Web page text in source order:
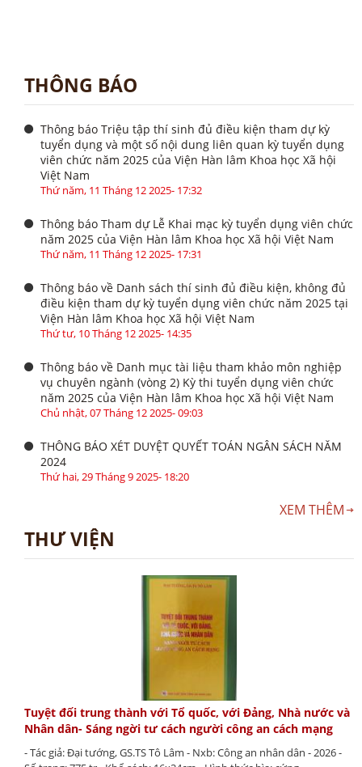
THÔNG BÁO
Thông báo Triệu tập thí sinh đủ điều kiện tham dự kỳ
tuyển dụng và một số nội dung liên quan kỳ tuyển dụng
viên chức năm 2025 của Viện Hàn lâm Khoa học Xã hội
Việt Nam
Thứ năm, 11 Tháng 12 2025- 17:32
Thông báo Tham dự Lễ Khai mạc kỳ tuyển dụng viên chức
năm 2025 của Viện Hàn lâm Khoa học Xã hội Việt Nam
Thứ năm, 11 Tháng 12 2025- 17:31
Thông báo về Danh sách thí sinh đủ điều kiện, không đủ
điều kiện tham dự kỳ tuyển dụng viên chức năm 2025 tại
Viện Hàn lâm Khoa học Xã hội Việt Nam
Thứ tư, 10 Tháng 12 2025- 14:35
Thông báo về Danh mục tài liệu tham khảo môn nghiệp
vụ chuyên ngành (vòng 2) Kỳ thi tuyển dụng viên chức
năm 2025 của Viện Hàn lâm Khoa học Xã hội Việt Nam
Chủ nhật, 07 Tháng 12 2025- 09:03
THÔNG BÁO XÉT DUYỆT QUYẾT TOÁN NGÂN SÁCH NĂM
2024
Thứ hai, 29 Tháng 9 2025- 18:20
XEM THÊM
THƯ VIỆN
Tuyệt đối trung thành với Tổ quốc, với Đảng, Nhà nước và
Nhân dân- Sáng ngời tư cách người công an cách mạng
- Tác giả: Đại tướng, GS.TS Tô Lâm - Nxb: Công an nhân dân - 2026 -